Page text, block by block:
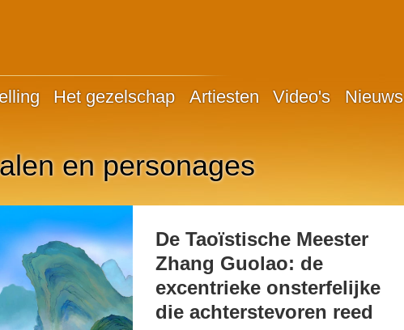
Het gezelschap Artiesten Video's Nieuws
en personages
De Taoïstische Meester
Zhang Guolao: de
excentrieke onsterfelijke
die achterstevoren reed